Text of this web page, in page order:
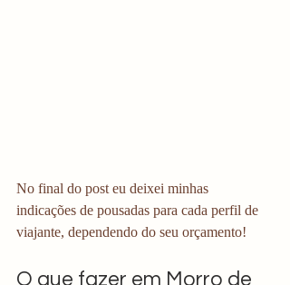
No final do post eu deixei minhas
indicações de pousadas para cada perfil de
viajante, dependendo do seu orçamento!
O que fazer em Morro de